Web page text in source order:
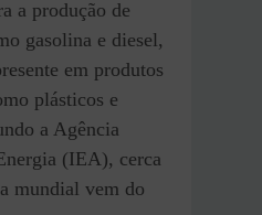
a produção de
gasolina e diesel,
em produtos
plásticos e
a Agência
(IEA), cerca
mundial vem do